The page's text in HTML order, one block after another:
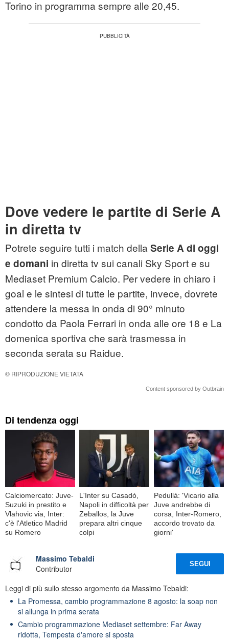
Torino in programma sempre alle 20,45.
Dove vedere le partite di Serie A
in diretta tv
Potrete seguire tutti i match della Serie A di oggi
e domani in diretta tv sui canali Sky Sport e su
Mediaset Premium Calcio. Per vedere in chiaro i
goal e le sintesi di tutte le partite, invece, dovrete
attendere la messa in onda di 90° minuto
condotto da Paola Ferrari in onda alle ore 18 e La
domenica sportiva che sarà trasmessa in
seconda serata su Raidue.
© RIPRODUZIONE VIETATA
Content sponsored by Outbrain
Di tendenza oggi
Calciomercato: Juve-
Suzuki in prestito e
Vlahovic via, Inter:
c'è l'Atletico Madrid
su Romero
L'Inter su Casadó,
Napoli in difficoltà per
Zeballos, la Juve
prepara altri cinque
colpi
Pedullà: 'Vicario alla
Juve andrebbe di
corsa, Inter-Romero,
accordo trovato da
giorni'
Massimo Tebaldi
Contributor
SEGUI
Leggi di più sullo stesso argomento da Massimo Tebaldi:
La Promessa, cambio programmazione 8 agosto: la soap non
si allunga in prima serata
Cambio programmazione Mediaset settembre: Far Away
ridotta, Tempesta d'amore si sposta